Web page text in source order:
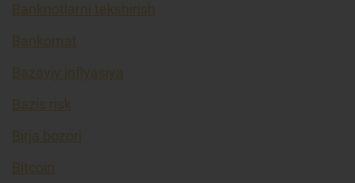
Banknotlarni tekshirish
Bankomat
Bazaviy inflyasiya
Bazis risk
Birja bozori
Bitcoin